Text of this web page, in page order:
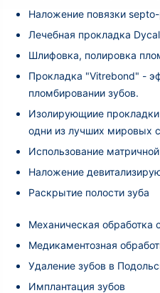
Наложение повязки
Лечебная прокладка
Шлифовка, полировка
Прокладка "Vitrebond" -
пломбировании зубов.
Изолирующиие
одни из лучших мировых
Использование
Наложение
Раскрытие полости зуба
Механическая обработка
Медикаментозная
Удаление зубов в
Имплантация зубов